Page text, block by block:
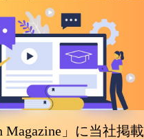
Magazine」に当社掲載